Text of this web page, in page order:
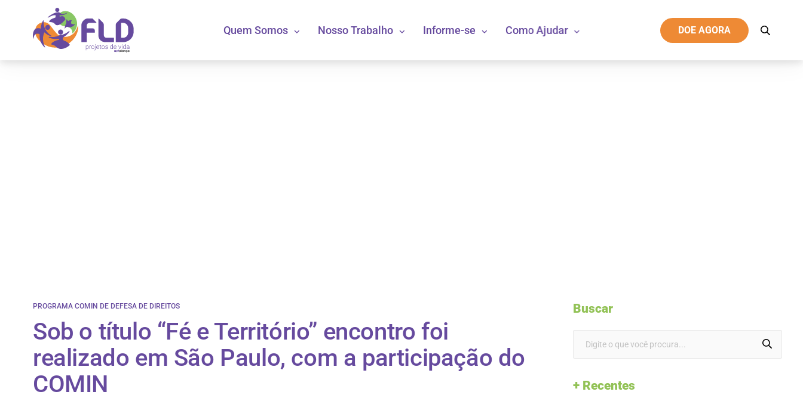
Quem Somos Nosso Trabalho Informe-se Como Ajudar DOE AGORA
PROGRAMA COMIN DE DEFESA DE DIREITOS
Sob o título “Fé e Território” encontro foi
realizado em São Paulo, com a participação do
COMIN
Buscar
+ Recentes